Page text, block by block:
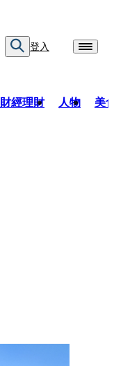
登入
財經理財 人物 美